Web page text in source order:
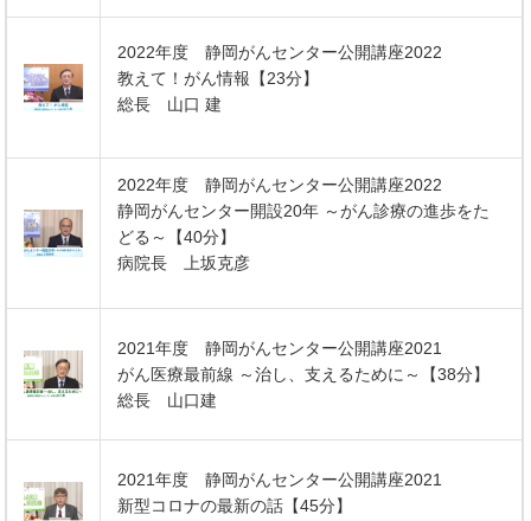
2022年度 静岡がんセンター公開講座2022
教えて！がん情報【23分】
総長 山口 建
2022年度 静岡がんセンター公開講座2022
静岡がんセンター開設20年 ～がん診療の進歩をた
どる～【40分】
病院長 上坂克彦
2021年度 静岡がんセンター公開講座2021
がん医療最前線 ～治し、支えるために～【38分】
総長 山口建
2021年度 静岡がんセンター公開講座2021
新型コロナの最新の話【45分】